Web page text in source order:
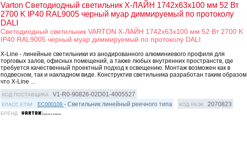
Varton Светодиодный светильник Х-ЛАЙН 1742x63x100 мм 52 Вт
2700 K IP40 RAL9005 черный муар диммируемый по протоколу
DALI
Светодиодный светильник VARTON Х-ЛАЙН 1742x63x100 мм 52 Вт 2700 K
IP40 RAL9005 черный муар диммируемый по протоколу DALI
X-Line - линейные светильники из анодированного алюминиевого профиля для
торговых залов, офисных помещений, а также любых внутренних пространств, где
требуется качественный проектный подход к освещению. Монтаж возможен как в
подвесном, так и накладном виде. Конструктив светильника разработан таким образом,
что X-Line ...
КОД ПОСТАВЩИКА V1-R0-90826-02D01-4005527
КЛАСС ETIM EC000109- Светильник линейный реечного типа КОД РАЭК 2070823
БРЕНД